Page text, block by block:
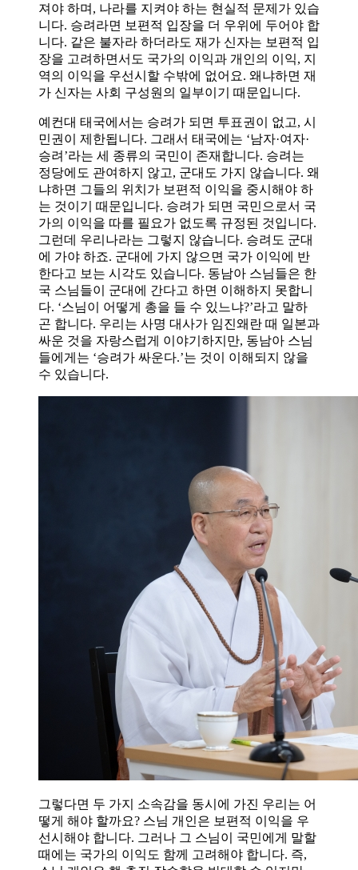
져야 하며, 나라를 지켜야 하는 현실적 문제가 있습
니다. 승려라면 보편적 입장을 더 우위에 두어야 합
니다. 같은 불자라 하더라도 재가 신자는 보편적 입
장을 고려하면서도 국가의 이익과 개인의 이익, 지
역의 이익을 우선시할 수밖에 없어요. 왜냐하면 재
가 신자는 사회 구성원의 일부이기 때문입니다.
예컨대 태국에서는 승려가 되면 투표권이 없고, 시
민권이 제한됩니다. 그래서 태국에는 ‘남자·여자·
승려’라는 세 종류의 국민이 존재합니다. 승려는
정당에도 관여하지 않고, 군대도 가지 않습니다. 왜
냐하면 그들의 위치가 보편적 이익을 중시해야 하
는 것이기 때문입니다. 승려가 되면 국민으로서 국
가의 이익을 따를 필요가 없도록 규정된 것입니다.
그런데 우리나라는 그렇지 않습니다. 승려도 군대
에 가야 하죠. 군대에 가지 않으면 국가 이익에 반
한다고 보는 시각도 있습니다. 동남아 스님들은 한
국 스님들이 군대에 간다고 하면 이해하지 못합니
다. ‘스님이 어떻게 총을 들 수 있느냐?’라고 말하
곤 합니다. 우리는 사명 대사가 임진왜란 때 일본과
싸운 것을 자랑스럽게 이야기하지만, 동남아 스님
들에게는 ‘승려가 싸운다.’는 것이 이해되지 않을
수 있습니다.
그렇다면 두 가지 소속감을 동시에 가진 우리는 어
떻게 해야 할까요? 스님 개인은 보편적 이익을 우
선시해야 합니다. 그러나 그 스님이 국민에게 말할
때에는 국가의 이익도 함께 고려해야 합니다. 즉,